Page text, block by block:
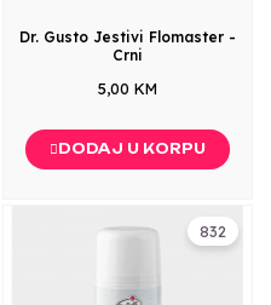
Dr. Gusto Jestivi Flomaster -
Crni
5,00 KM
DODAJ U KORPU
832